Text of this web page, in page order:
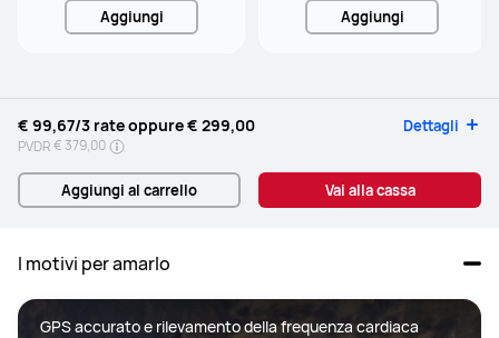
Aggiungi Aggiungi
€ 99,67/3 rate oppure€ 299,00 Dettagli
PVDR€ 379,00
Aggiungi al carrello Vai alla cassa
I motivi per amarlo
GPS accurato e rilevamento della frequenza cardiaca